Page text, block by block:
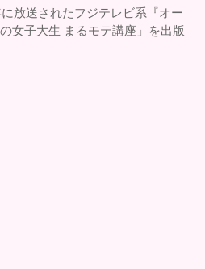
放送されたフジテレビ系『オー
女子大生 まるモテ講座」を出版